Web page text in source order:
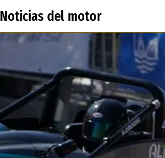
Noticias del motor